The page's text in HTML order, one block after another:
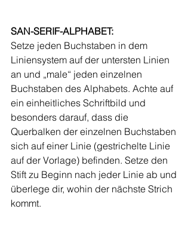
SAN-SERIF-ALPHABET:
Setze jeden Buchstaben in dem
Liniensystem auf der untersten Linien
an und „male“ jeden einzelnen
Buchstaben des Alphabets. Achte auf
ein einheitliches Schriftbild und
besonders darauf, dass die
Querbalken der einzelnen Buchstaben
sich auf einer Linie (gestrichelte Linie
auf der Vorlage) befinden. Setze den
Stift zu Beginn nach jeder Linie ab und
überlege dir, wohin der nächste Strich
kommt.